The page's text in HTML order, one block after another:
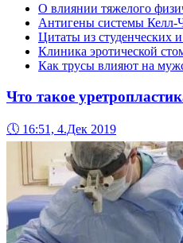
О влиянии тяжелого
Антигены системы Келл-
Цитаты из студенческих
Клиника эротической
Как трусы влияют на
Что такое
🕔 16:51, 4.Дек 2019